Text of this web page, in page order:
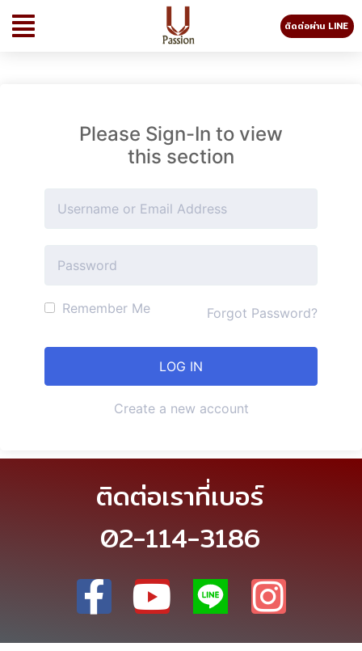
ติดต่อผ่าน LINE
Please Sign-In to view
this section
Remember Me Forgot Password?
Create a new account
ติดต่อเราที่เบอร์
02-114-3186